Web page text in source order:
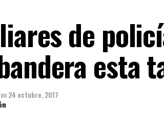
de
esta
on24 octubre, 2017